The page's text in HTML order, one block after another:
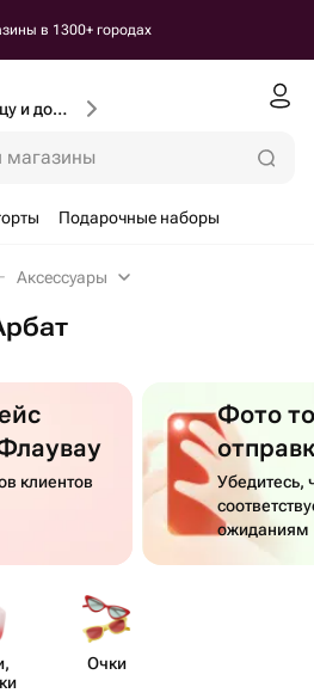
в 1300+ городах
Введите город, улицу и дом доставки
магазины
Подарочные наборы
Аксессуары
клиентов
Фото
Убедитесь,
ожиданиям
Очки